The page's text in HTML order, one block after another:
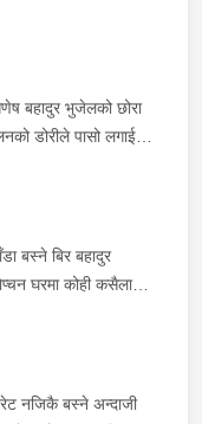
पारी लुकाई छिपाई
पदार्थ ४५.१९० फेला
सवार चालक
सामान दिई पठाएको
नियन्त्रणमा लिई थप
बहादुर भुजेलको छोरा
डोरीले पासो लगाई
।
बस्ने बिर बहादुर
घरमा कोही कसैलाई
घोप्टो परी मृत
कार्य भईरहेको
नजिकै बस्ने अन्दाजी